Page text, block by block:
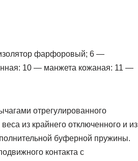
фарфоровый; 6 —
10 — манжета кожаная: 11 —
отрегулированного
из крайнего отключенного и из
буферной пружины.
контакта с